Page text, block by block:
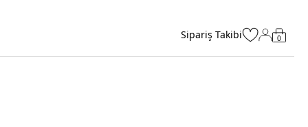
Sipariş Takibi 0